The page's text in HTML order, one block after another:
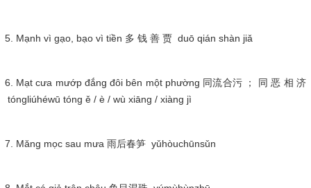
5. Mạnh vì gạo, bạo vì tiền 多 钱 善 贾 duō qián shàn jiǎ
6. Mạt cưa mướp đắng đôi bên một phường 同流合污 ； 同 恶 相 济
tóngliúhéwū tóng ě / è / wù xiāng / xiàng jì
7. Măng mọc sau mưa 雨后春笋 yǔhòuchūnsǔn